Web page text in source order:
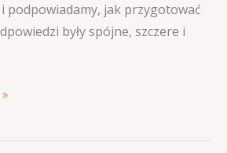
i podpowiadamy, jak przygotować
były spójne, szczere i